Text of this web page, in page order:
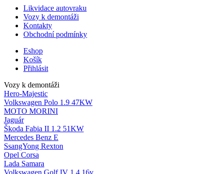
Likvidace autovraku
Vozy k demontáži
Kontakty
Obchodní podmínky
Eshop
Košík
Přihlásit
Vozy k demontáži
Hero-Majestic
Volkswagen Polo 1.9 47KW
MOTO MORINI
Jaguár
Škoda Fabia II 1.2 51KW
Mercedes Benz E
SsangYong Rexton
Opel Corsa
Lada Samara
Volkswagen Golf IV 1,4 16v